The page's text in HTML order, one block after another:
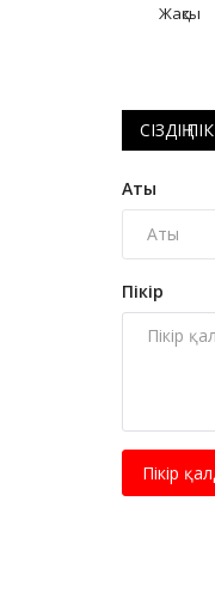
Жақсы
СІЗДІҢ
Аты
Пікір
Пікір